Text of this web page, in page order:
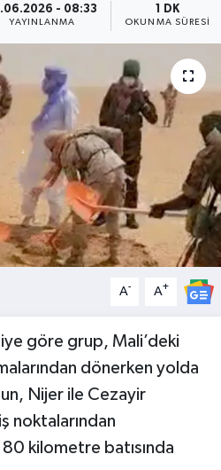
- 08:33
YAYINLANMA
1 DK
OKUNMA SÜRESI
A- A+
göre grup, Mali’deki
dönerken yolda
Nijer ile Cezayir
noktalarından
80 kilometre batısında